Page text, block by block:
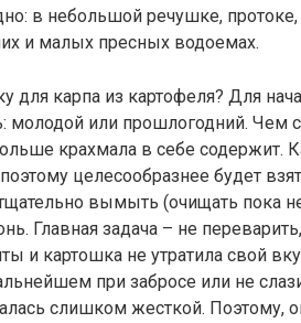
в небольшой речушке,
и малых пресных водоемах.
для карпа из картофеля? Для
молодой или прошлогодний. Чем
крахмала в себе содержит.
целесообразнее будет
вымыть (очищать пока
Главная задача – не
и картошка не утратила свой
при забросе или не
слишком жесткой. Поэтому,